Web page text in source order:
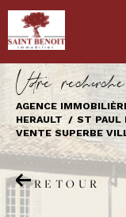
Vore recece
AGENCE
HERAULT
ST PAUL
VENTE SUPERBE
RETOUR
Effectuer
et trouver le
critères